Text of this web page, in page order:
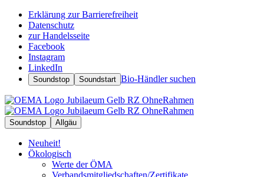
Erklärung zur Barrierefreiheit
Datenschutz
zur Handelsseite
Facebook
Instagram
LinkedIn
Soundstop Soundstart Bio-Händler suchen
Soundstop Allgäu
Neuheit!
Ökologisch
Werte der ÖMA
Verbandsmitgliedschaften/Zertifikate